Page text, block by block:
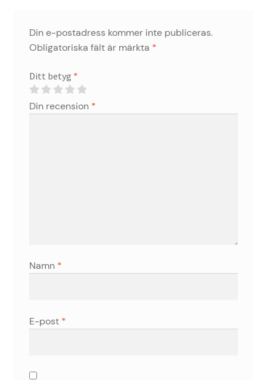
Din e-postadress kommer inte publiceras.
Obligatoriska fält är märkta *
Ditt betyg *
Din recension *
Namn *
E-post *